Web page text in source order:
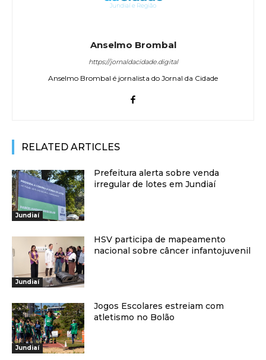
Anselmo Brombal
https://jornaldacidade.digital
Anselmo Brombal é jornalista do Jornal da Cidade
RELATED ARTICLES
Jundiaí
Prefeitura alerta sobre venda
irregular de lotes em Jundiaí
Jundiaí
HSV participa de mapeamento
nacional sobre câncer infantojuvenil
Jundiaí
Jogos Escolares estreiam com
atletismo no Bolão